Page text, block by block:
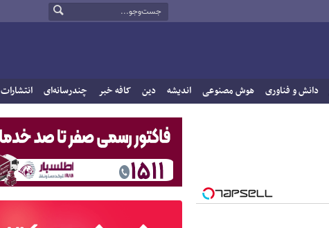
دانش و فناوری هوش مصنوعی اندیشه دین کافه خبر چندرسانه‌ای انتشارات